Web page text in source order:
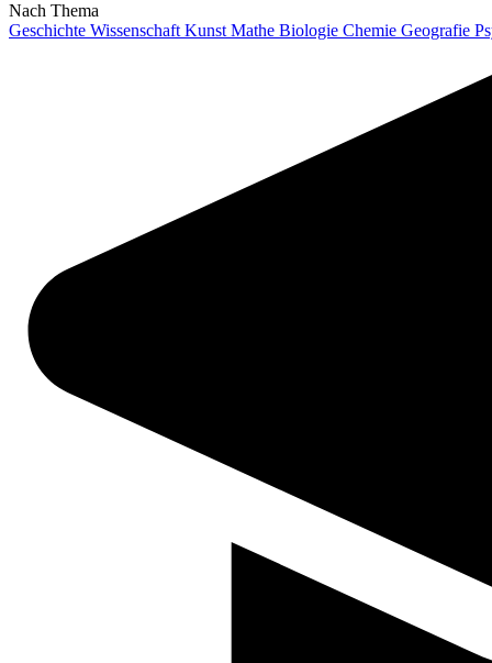
Nach Thema
Geschichte Wissenschaft Kunst Mathe Biologie Chemie Geografie